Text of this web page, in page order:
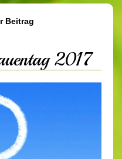
Beitrag
2017